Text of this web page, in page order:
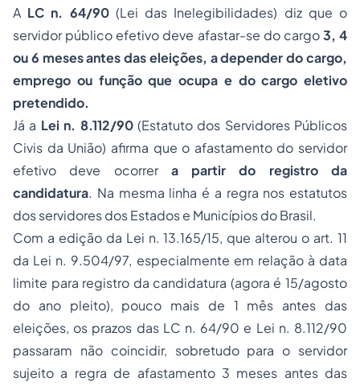
A LC n. 64/90(Lei das Inelegibilidades) diz que o
servidor público efetivo deve afastar-se do cargo3, 4
ou 6 meses antes das eleições, a depender do cargo,
emprego ou função que ocupa e do cargo eletivo
pretendido.
Já a Lei n. 8.112/90(Estatuto dos Servidores Públicos
Civis da União) afirma que o afastamento do servidor
efetivo deve ocorrer a partir do registro da
candidatura. Na mesma linha é a regra nos estatutos
dos servidores dos Estados e Municípios do Brasil.
Com a edição da Lei n. 13.165/15, que alterou o art. 11
da Lei n. 9.504/97, especialmente em relação à data
limite para registro da candidatura (agora é 15/agosto
do ano pleito), pouco mais de 1 mês antes das
eleições, os prazos das LC n. 64/90 e Lei n. 8.112/90
passaram não coincidir, sobretudo para o servidor
sujeito a regra de afastamento 3 meses antes das